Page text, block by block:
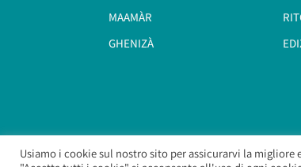
MAAMÀR
GHENIZÀ
Usiamo i cookie sul nostro sito per assicurarvi la